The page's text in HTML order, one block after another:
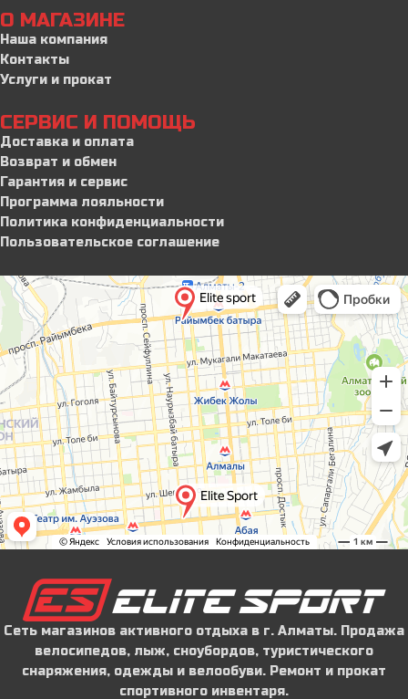
О МАГАЗИНЕ
Наша компания
Контакты
Услуги и прокат
СЕРВИС И ПОМОЩЬ
Доставка и оплата
Возврат и обмен
Гарантия и сервис
Программа лояльности
Политика конфиденциальности
Пользовательское соглашение
Сеть магазинов активного отдыха в г. Алматы. Продажа
велосипедов, лыж, сноубордов, туристического
снаряжения, одежды и велообуви. Ремонт и прокат
спортивного инвентаря.